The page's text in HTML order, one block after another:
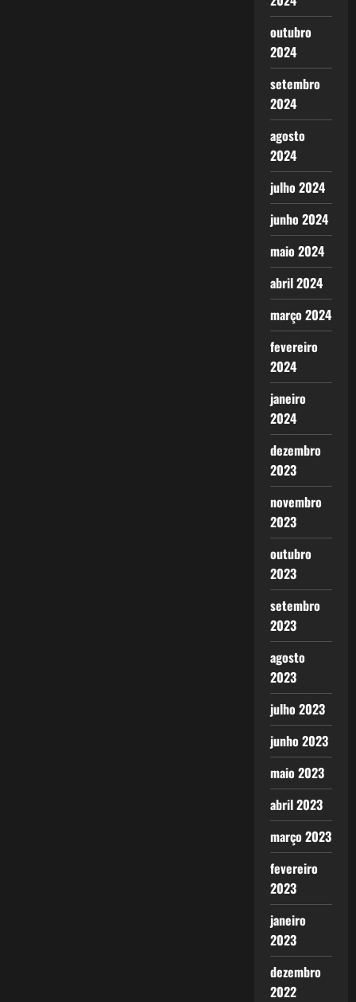
outubro
2024
setembro
2024
agosto
2024
julho 2024
junho 2024
maio 2024
abril 2024
março 2024
fevereiro
2024
janeiro
2024
dezembro
2023
novembro
2023
outubro
2023
setembro
2023
agosto
2023
julho 2023
junho 2023
maio 2023
abril 2023
março 2023
fevereiro
2023
janeiro
2023
dezembro
2022